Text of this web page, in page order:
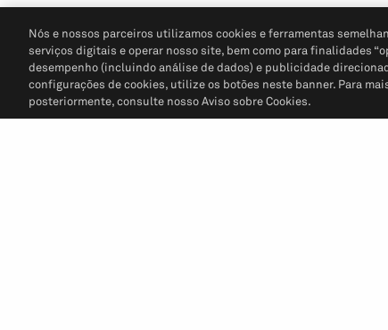
Nós e nossos parceiros utilizamos cookies e ferramentas
serviços digitais e operar nosso site, bem como para finalidades
desempenho (incluindo análise de dados) e publicidade
configurações de cookies, utilize os botões neste banner. Para
posteriormente, consulte nosso Aviso sobre Cookies.